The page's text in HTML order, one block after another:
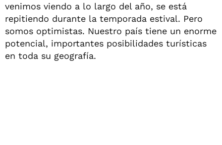
venimos viendo a lo largo del año, se está
repitiendo durante la temporada estival. Pero
somos optimistas. Nuestro país tiene un enorme
potencial, importantes posibilidades turísticas
en toda su geografía.